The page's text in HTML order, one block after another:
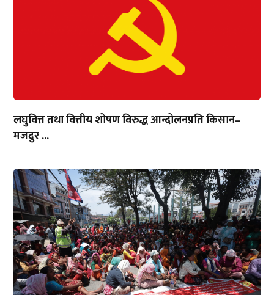
लघुवित्त तथा वित्तीय शोषण विरुद्ध आन्दोलनप्रति किसान–
मजदुर ...